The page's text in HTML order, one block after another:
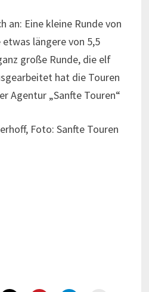
an: Eine kleine Runde von
längere von 5,5
große Runde, die elf
hat die Touren
Agentur „Sanfte Touren“
Foto: Sanfte Touren